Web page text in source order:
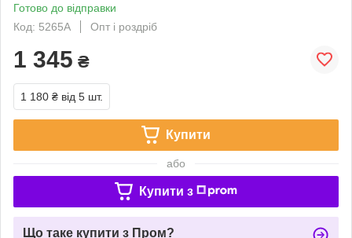
Готово до відправки
Код: 5265А
Опт і роздріб
1 345 ₴
1 180 ₴ від 5 шт.
Купити
або
Купити з
Що таке купити з Пром?